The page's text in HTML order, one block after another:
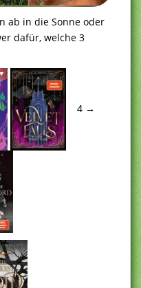
ab in die Sonne oder
dafür, welche 3
4 →